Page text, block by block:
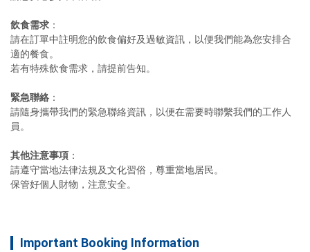
飲食需求 ：
請在訂單中註明您的飲食偏好及過敏資訊，以便我們能為您安排合
適的餐食。
緊急聯絡 ：
請隨身攜帶我們的緊急聯絡資訊，以便在需要時聯繫我們的工作人
其他注意事項 ：
請遵守當地法律法規及文化習俗，尊重當地居民。
保管好個人財物，注意安全。
Important Booking Information